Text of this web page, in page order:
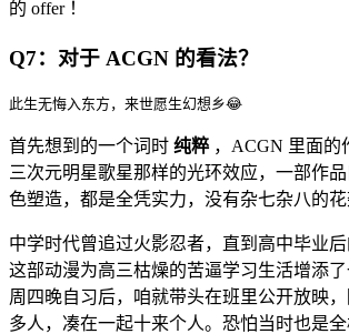
的 offer ！
Q7：对于 ACGN 的看法？
此生无悔入东方，来世愿生幻想乡😂
首先想到的一个词时 纯粹 ，ACGN 里面的
三次元明星歌星那样的光环效应，一部作
色塑造，都是全凭实力，没有杂七杂八的花
中学时代曾追过火影忍者，直到高中毕业后
这部动漫为高三枯燥的苦逼学习生活增添
周四晚自习后，咱就带头在班里公开放映
多人，凑在一起十来个人。恐怕当时也是